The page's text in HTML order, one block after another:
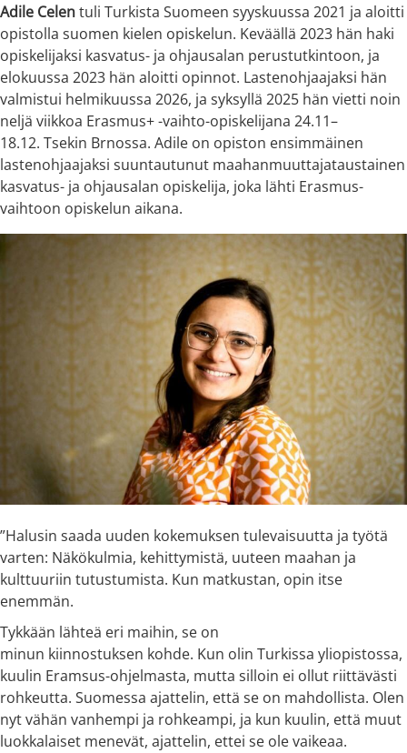
Adile Celentuli Turkista Suomeen syyskuussa 2021 ja aloitti
opistolla suomen kielen opiskelun. Keväällä 2023 hän haki
opiskelijaksi kasvatus- ja ohjausalan perustutkintoon, ja
elokuussa 2023 hän aloitti opinnot. Lastenohjaajaksi hän
valmistui helmikuussa 2026, ja syksyllä 2025 hän vietti noin
neljä viikkoa Erasmus+ -vaihto-opiskelijana 24.11–
18.12. Tsekin Brnossa. Adile on opiston ensimmäinen
lastenohjaajaksi suuntautunut maahanmuuttajataustainen
kasvatus- ja ohjausalan opiskelija, joka lähti Erasmus-
vaihtoon opiskelun aikana.
”Halusin saada uuden kokemuksen tulevaisuutta ja työtä
varten: Näkökulmia, kehittymistä, uuteen maahan ja
kulttuuriin tutustumista. Kun matkustan, opin itse
enemmän.
Tykkään lähteä eri maihin, se on
minun kiinnostuksen kohde. Kun olin Turkissa yliopistossa,
kuulin Eramsus-ohjelmasta, mutta silloin ei ollut riittävästi
rohkeutta. Suomessa ajattelin, että se on mahdollista. Olen
nyt vähän vanhempi ja rohkeampi, ja kun kuulin, että muut
luokkalaiset menevät, ajattelin, ettei se ole vaikeaa.